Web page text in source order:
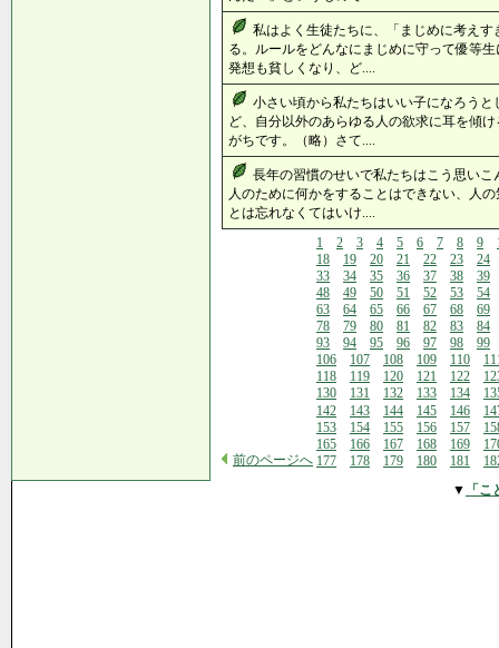
私はよく生徒たちに、「まじめに考え
る。ルールをどんなにまじめに守って優等
発想も貧しくなり、ど....
小さい頃から私たちはいい子になろう
ど、自分以外のあらゆる人の欲求に耳を傾
がちです。（略）さて....
長年の習慣のせいで私たちはこう思い
人のために何かをすることはできない、人
とは忘れなくてはいけ....
前のページへ
1 2 3 4 5 6 7 8 9
18
19 20 21 22 23
24
33
34 35 36 37 38
39
48
49 50 51 52 53
54
63
64 65 66 67 68
69
78
79 80 81 82 83
84
93
94 95 96 97 98
99
106
107 108 109 110
118
119 120 121 122
130
131 132 133 134
142
143 144 145 146
153
154 155 156 157
165
166 167 168 169
177
178 179 180 181
▼
「